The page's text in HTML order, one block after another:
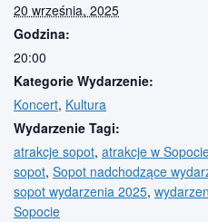
20 września, 2025
Godzina:
20:00
Kategorie Wydarzenie:
Koncert, Kultura
Wydarzenie Tagi:
atrakcje sopot, atrakcje w
sopot, Sopot nadchodzące
sopot wydarzenia 2025,
Sopocie